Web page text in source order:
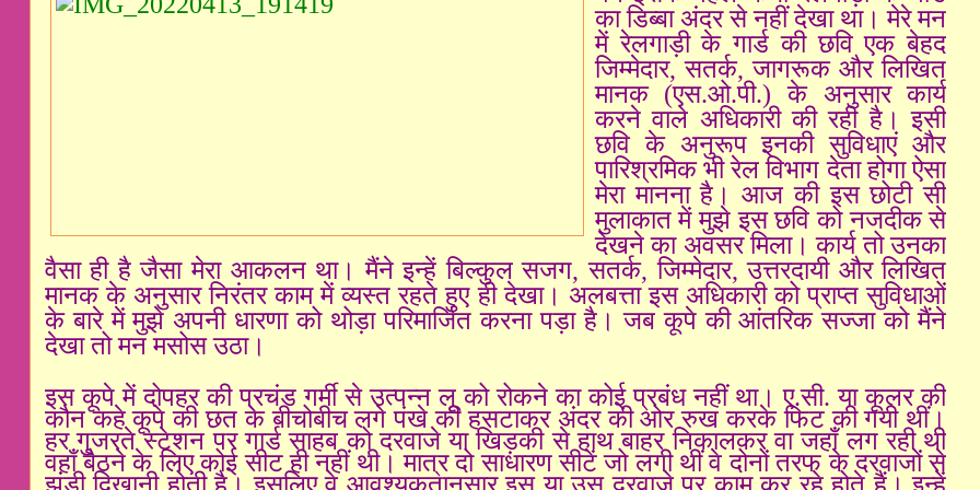
का डिब्बा अंदर से नहीं देखा था। मेरे मन
में रेलगाड़ी के गार्ड की छवि एक बेहद
जिम्मेदार, सतर्क, जागरूक और लिखित
मानक (एस.ओ.पी.) के अनुसार कार्य
करने वाले अधिकारी की रही है। इसी
छवि के अनुरूप इनकी सुविधाएं और
पारिश्रमिक भी रेल विभाग देता होगा ऐसा
मेरा मानना है। आज की इस छोटी सी
मुलाकात में मुझे इस छवि को नजदीक से
देखने का अवसर मिला। कार्य तो उनका
वैसा ही है जैसा मेरा आकलन था। मैंने इन्हें बिल्कुल सजग, सतर्क, जिम्मेदार, उत्तरदायी और लिखित
मानक के अनुसार निरंतर काम में व्यस्त रहते हुए ही देखा। अलबत्ता इस अधिकारी को प्राप्त सुविधाओं
के बारे में मुझे अपनी धारणा को थोड़ा परिमार्जित करना पड़ा है। जब कूपे की आंतरिक सज्जा को मैंने
देखा तो मन मसोस उठा।
इस कूपे में दोपहर की प्रचंड गर्मी से उत्पन्न लू को रोकने का कोई प्रबंध नहीं था। ए.सी. या कूलर की
कौन कहे कूपे की छत के बीचोबीच लगे पंखे की हसटाकर अंदर की ओर रुख करके फिट की गयी थीं।
हर गुजरते स्टेशन पर गार्ड साहब को दरवाजे या खिड़की से हाथ बाहर निकालकर वा जहाँ लग रही थी
वहाँ बैठने के लिए कोई सीट ही नहीं थी। मात्र दो साधारण सीटें जो लगी थीं वे दोनों तरफ के दरवाजों से